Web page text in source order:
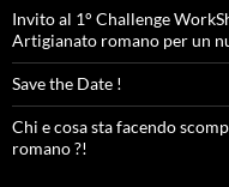
Invito al 1° Challenge
Artigianato romano per un
Save the Date !
Chi e cosa sta facendo
romano ?!